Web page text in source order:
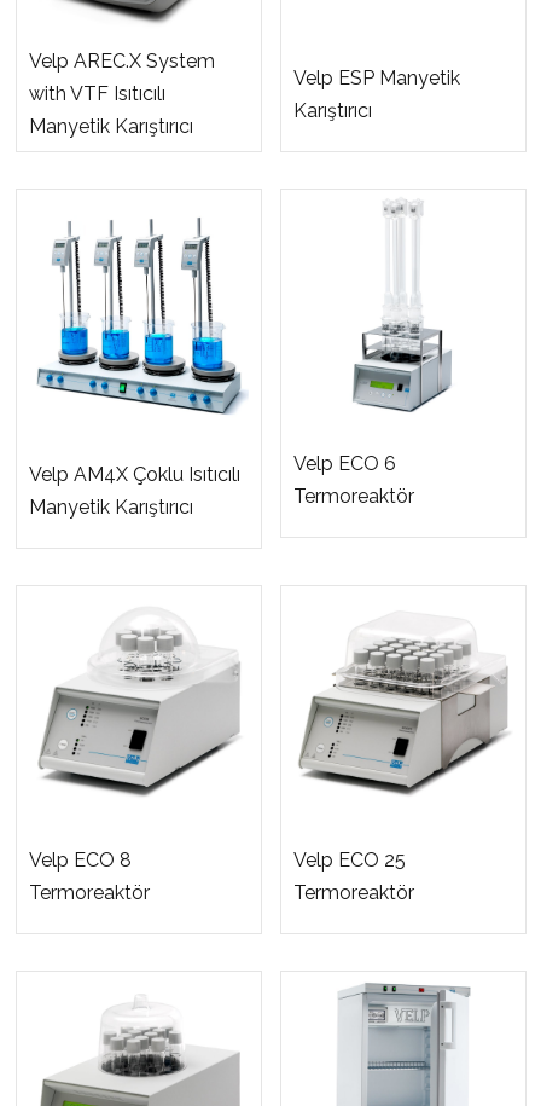
Velp AREC.X System
with VTF Isıtıcılı
Manyetik Karıştırıcı
Velp ESP Manyetik
Karıştırıcı
Velp AM4X Çoklu Isıtıcılı
Manyetik Karıştırıcı
Velp ECO 6
Termoreaktör
Velp ECO 8
Termoreaktör
Velp ECO 25
Termoreaktör